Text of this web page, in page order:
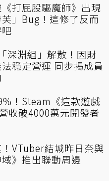
打屁股驅魔師》出現
芙」Bug！這修了反而
深淵組」解散！因財
穩定營運 同步揭成員
！Steam《這款遊戲
收破4000萬元開發者
VTuber結城昨日奈與
域》推出聯動周邊